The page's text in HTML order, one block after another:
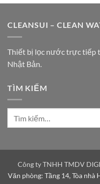
CLEANSUI – CLEAN
Thiết bị lọc nước trực tiếp
Nhật Bản.
TÌM KIẾM
Công ty TNHH TMDV
Văn phòng: Tầng 14, Tòa nhà